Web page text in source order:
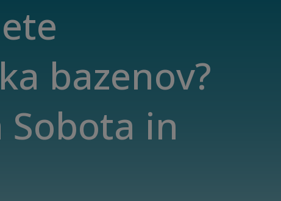
bazenov?
in